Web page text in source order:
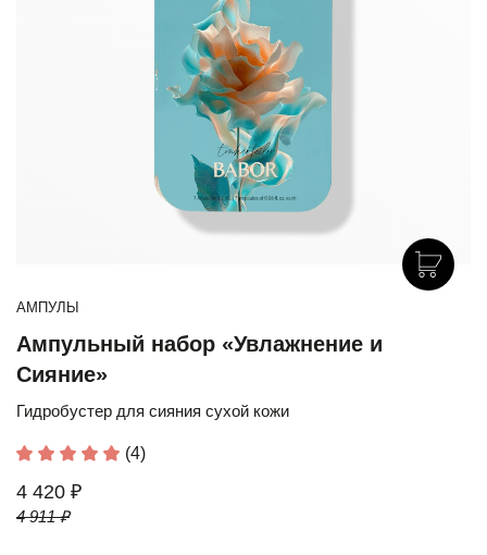
АМПУЛЫ
Ампульный набор «Увлажнение и
Сияние»
Гидробустер для сияния сухой кожи
(4)
4 420 ₽
4 911 ₽